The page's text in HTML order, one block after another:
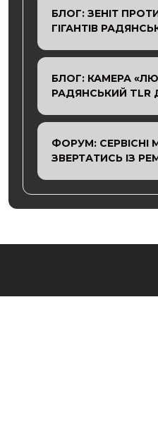
БЛОГ: ЗЕНІТ
ГІГАНТІВ
БЛОГ: КАМЕРА
РАДЯНСЬКИЙ
ФОРУМ: СЕРВІСНІ
ЗВЕРТАТИСЬ ІЗ